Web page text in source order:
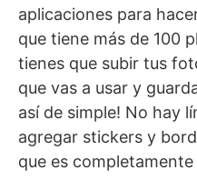
aplicaciones para
que tiene más de 100
tienes que subir tus
que vas a usar y
así de simple! No hay
agregar stickers y
que es